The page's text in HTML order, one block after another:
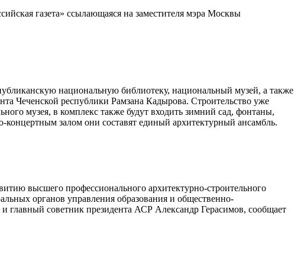
газета» ссылающаяся на заместителя мэра Москвы
национальную библиотеку, национальный музей, а также
Чеченской республики Рамзана Кадырова. Строительство уже
музея, в комплекс также будут входить зимний сад, фонтаны,
концертным залом они составят единый архитектурный ансамбль.
высшего профессионального архитектурно-строительного
органов управления образования и общественно-
советник президента АСР Александр Герасимов, сообщает